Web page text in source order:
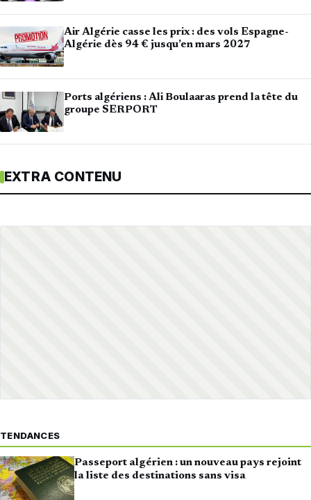
Air Algérie casse les prix : des vols Espagne-
Algérie dès 94 € jusqu’en mars 2027
Ports algériens : Ali Boulaaras prend la tête du
groupe SERPORT
EXTRA CONTENU
TENDANCES
Passeport algérien : un nouveau pays rejoint
la liste des destinations sans visa